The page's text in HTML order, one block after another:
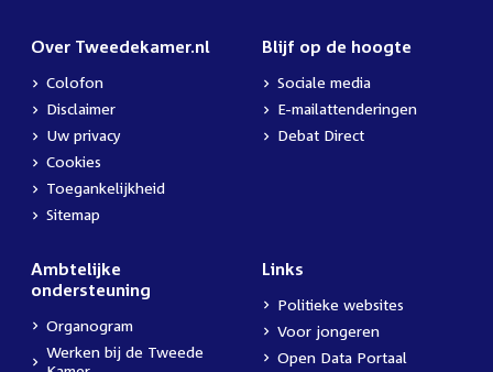
Over Tweedekamer.nl
Colofon
Disclaimer
Uw privacy
Cookies
Toegankelijkheid
Sitemap
Blijf op de hoogte
Sociale media
E-mailattenderingen
Debat Direct
Ambtelijke
ondersteuning
Organogram
Werken bij de Tweede
Links
Politieke websites
Voor jongeren
Open Data Portaal